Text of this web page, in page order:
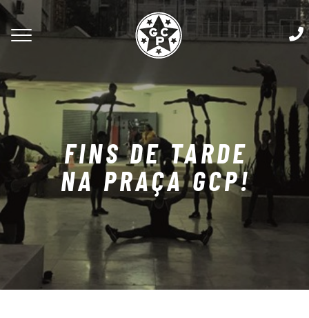
FINS DE TARDE
NA PRAÇA GCP!